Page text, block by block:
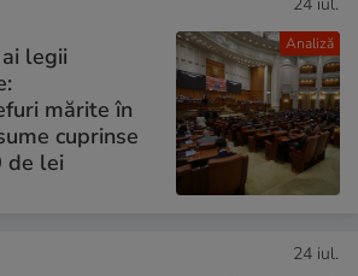
Analiză
legii
mărite în
cuprinse
de lei
24 iul.